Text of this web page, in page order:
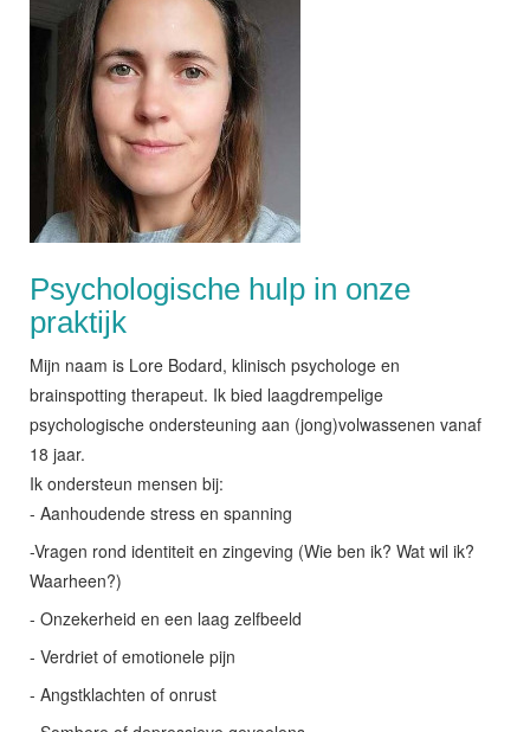
Psychologische hulp in onze
praktijk
Mijn naam is Lore Bodard, klinisch psychologe en
brainspotting therapeut. Ik bied laagdrempelige
psychologische ondersteuning aan (jong)volwassenen vanaf
18 jaar.
Ik ondersteun mensen bij:
- Aanhoudende stress en spanning
-Vragen rond identiteit en zingeving (Wie ben ik? Wat wil ik?
Waarheen?)
- Onzekerheid en een laag zelfbeeld
- Verdriet of emotionele pijn
- Angstklachten of onrust